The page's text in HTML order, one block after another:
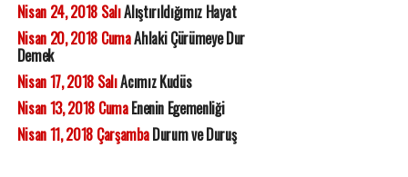
Nisan 24, 2018 SalıAlıştırıldığımız Hayat
Nisan 20, 2018 CumaAhlaki Çürümeye Dur
Demek
Nisan 17, 2018 SalıAcımız Kudüs
Nisan 13, 2018 CumaEnenin Egemenliği
Nisan 11, 2018 ÇarşambaDurum ve Duruş